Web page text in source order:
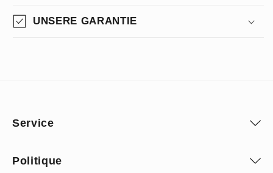
UNSERE GARANTIE
Service
Politique